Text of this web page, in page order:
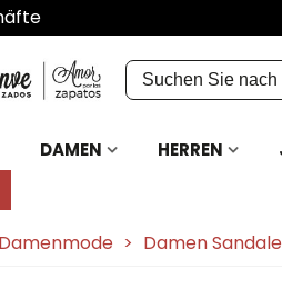
DAMEN HERREN
Damenmode > Damen